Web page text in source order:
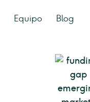
Equipo Blog